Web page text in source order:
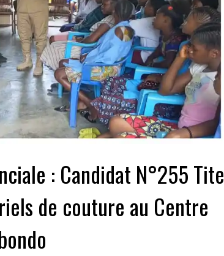
: Candidat N°255 Tite
de couture au Centre